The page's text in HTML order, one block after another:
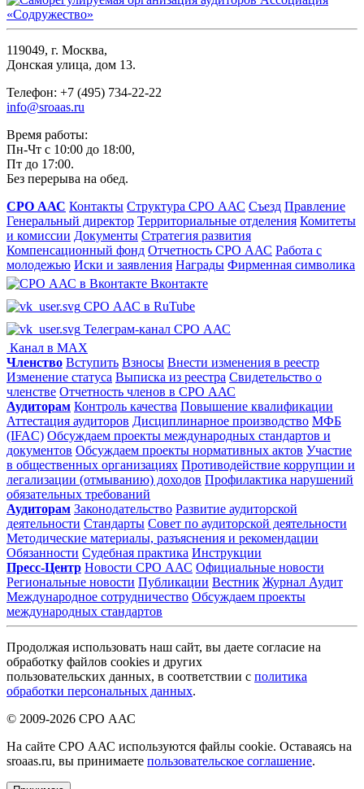
119049, г. Москва,
Донская улица, дом 13.
Телефон: +7 (495) 734-22-22
info@sroaas.ru
Время работы:
Пн-Чт с 10:00 до 18:00,
Пт до 17:00.
Без перерыва на обед.
СРО ААС Контакты Структура СРО ААС Съезд Правление
Генеральный директор Территориальные отделения Комитеты
и комиссии Документы Стратегия развития
Компенсационный фонд Отчетность СРО ААС Работа с
молодежью Иски и заявления Награды Фирменная символика
Вконтакте
СРО ААС в RuTube
Телеграм-канал СРО ААС
Канал в MAX
Членство Вступить Взносы Внести изменения в реестр
Изменение статуса Выписка из реестра Свидетельство о
членстве Отчетность членов в СРО ААС
Аудиторам Контроль качества Повышение квалификации
Аттестация аудиторов Дисциплинарное производство МФБ
(IFAC) Обсуждаем проекты международных стандартов и
документов Обсуждаем проекты нормативных актов Участие
в общественных организациях Противодействие коррупции и
легализации (отмыванию) доходов Профилактика нарушений
обязательных требований
Аудиторам Законодательство Развитие аудиторской
деятельности Стандарты Совет по аудиторской деятельности
Методические материалы, разъяснения и рекомендации
Обязанности Судебная практика Инструкции
Пресс-Центр Новости СРО ААС Официальные новости
Региональные новости Публикации Вестник Журнал Аудит
Международное сотрудничество Обсуждаем проекты
международных стандартов
Продолжая использовать наш сайт, вы даете согласие на
обработку файлов cookies и других
пользовательских данных, в соответствии с политика
обработки персональных данных.
© 2009-2026 СРО ААС
На сайте СРО ААС используются файлы cookie. Оставаясь на
sroaas.ru, вы принимаете пользовательское соглашение.